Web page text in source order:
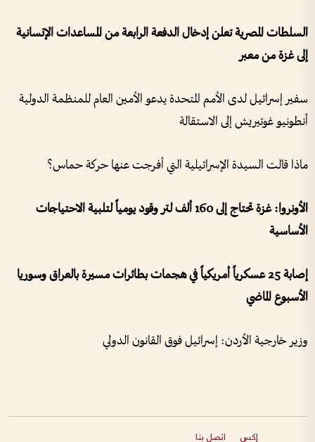
السلطات المصرية تعلن إدخال الدفعة الرابعة من المساعدات الإنسانية
إلى غزة من معبر
سفير إسرائيل لدى الأمم المتحدة يدعو الأمين العام للمنظمة الدولية
أنطونيو غوتيريش إلى الاستقالة
ماذا قالت السيدة الإسرائيلية التي أفرجت عنها حركة حماس؟
الأونروا: غزة تحتاج إلى 160 ألف لتر وقود يومياً لتلبية الاحتياجات
الأساسية
إصابة 25 عسكرياً أمريكياً في هجمات بطائرات مسيرة بالعراق وسوريا
الأسبوع الماضي
وزير خارجية الأردن: إسرائيل فوق القانون الدولي
إكس اتصل بنا